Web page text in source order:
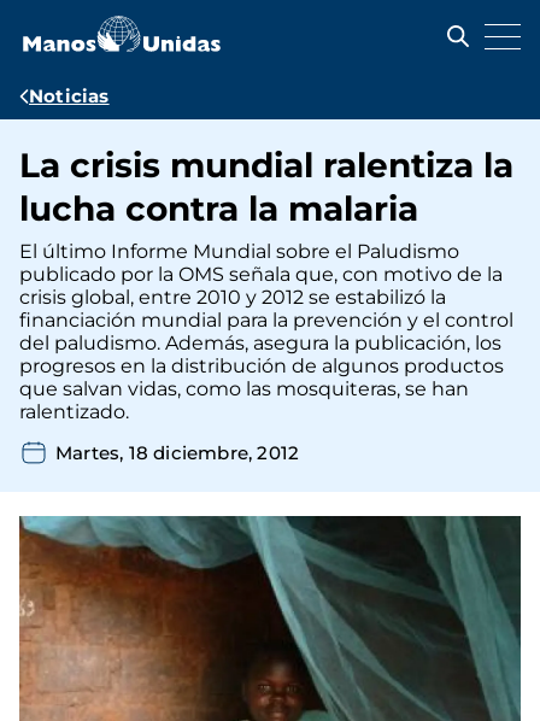
contenido
Ruta
navegación
Noticias
La crisis mundial ralentiza la
lucha contra la malaria
El último Informe Mundial sobre el Paludismo
publicado por la OMS señala que, con motivo de la
crisis global, entre 2010 y 2012 se estabilizó la
financiación mundial para la prevención y el control
del paludismo. Además, asegura la publicación, los
progresos en la distribución de algunos productos
que salvan vidas, como las mosquiteras, se han
ralentizado.
Martes, 18 diciembre, 2012